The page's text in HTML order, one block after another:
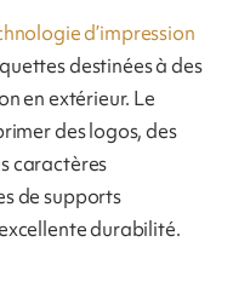
d’impression
destinées à des
en extérieur. Le
des logos, des
caractères
de supports
durabilité.